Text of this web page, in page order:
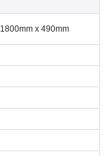
x 490mm